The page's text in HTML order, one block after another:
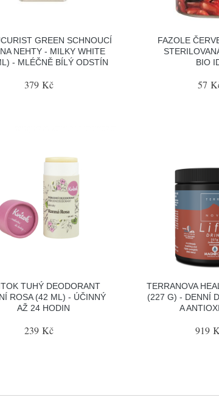
GREEN SCHNOUCÍ
NEHTY - MILKY WHITE
- MLÉČNĚ BÍLÝ ODSTÍN
379 Kč
FAZOLE
BIO
57
TUHÝ DEODORANT
ROSA (42 ML) - ÚČINNÝ
AŽ 24 HODIN
239 Kč
TERRANOVA
(227 G) - DENNÍ
A
919